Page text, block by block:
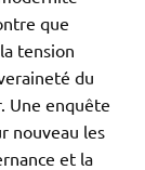
que
tension
du
Une enquête
nouveau les
et la